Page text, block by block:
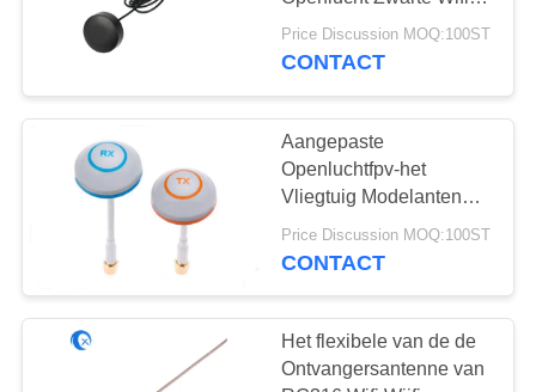
868 Mhz-Antenne
FPV Lucht5.8g van
Vormwifi
Price Discussion MOQ:100ST
CONTACT
Aangepaste
Openluchtfpv-het
Vliegtuig Modelantenne
van de Hommelantenne
5.8GHZ Wifi
Price Discussion MOQ:100ST
CONTACT
Het flexibele van de de
Ontvangersantenne van